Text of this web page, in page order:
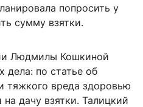
попросить у
сумму взятки.
Людмилы Кошкиной
дела: по статье об
тяжкого вреда здоровью
дачу взятки. Талицкий